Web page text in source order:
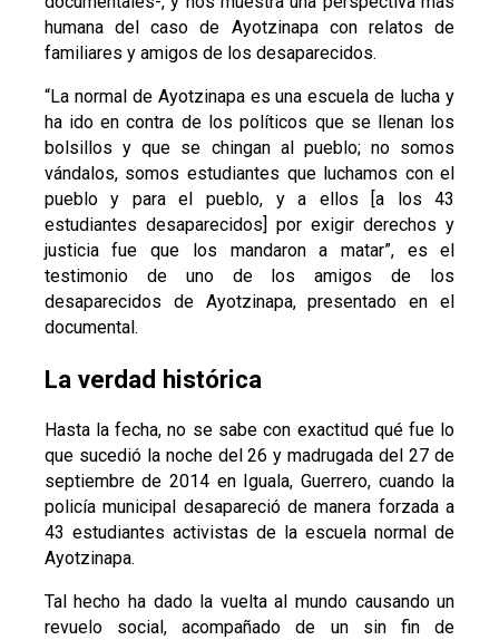
humana del caso de Ayotzinapa con relatos de
familiares y amigos de los desaparecidos.
“La normal de Ayotzinapa es una escuela de lucha y
ha ido en contra de los políticos que se llenan los
bolsillos y que se chingan al pueblo; no somos
vándalos, somos estudiantes que luchamos con el
pueblo y para el pueblo, y a ellos [a los 43
estudiantes desaparecidos] por exigir derechos y
justicia fue que los mandaron a matar”, es el
testimonio de uno de los amigos de los
desaparecidos de Ayotzinapa, presentado en el
documental.
La verdad histórica
Hasta la fecha, no se sabe con exactitud qué fue lo
que sucedió la noche del 26 y madrugada del 27 de
septiembre de 2014 en Iguala, Guerrero, cuando la
policía municipal desapareció de manera forzada a
43 estudiantes activistas de la escuela normal de
Ayotzinapa.
Tal hecho ha dado la vuelta al mundo causando un
revuelo social, acompañado de un sin fin de